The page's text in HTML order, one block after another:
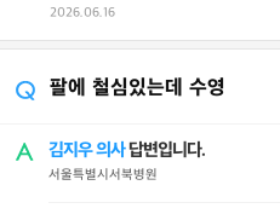
2026.06.16
팔에 철심있는데 수영
김지우 의사답변입니다.
서울특별시서북병원